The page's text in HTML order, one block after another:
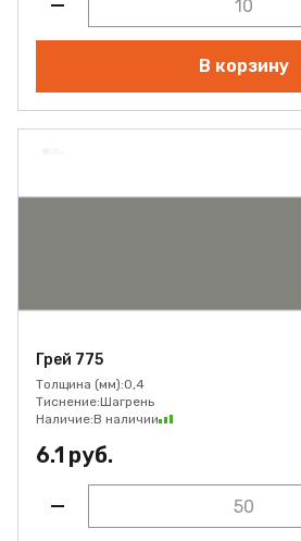
В корзину
Грей 775
Толщина (мм):0,4
Тиснение:Шагрень
Наличие:В наличии
6.1 руб.